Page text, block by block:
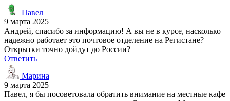
Павел
9 марта 2025
Андрей, спасибо за информацию! А вы не в курсе, насколько
надежно работает это почтовое отделение на Регистане?
Открытки точно дойдут до России?
Ответить
Марина
9 марта 2025
Павел, я бы посоветовала обратить внимание на местные кафе